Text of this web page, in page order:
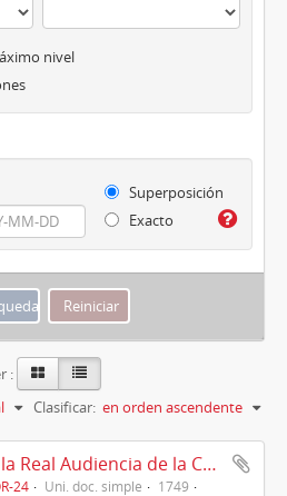
nivel
Superposición
Exacto
:
Clasificar: en orden ascendente
Carta Ejecutoria de la Real Audiencia de la Coruña sus autos, a favor del convento contra Manuel de Lastres y consortes, sobre bienes San Amaro y agra de la Torre de Hércules, 1749
24 Uni. doc. simple 1749